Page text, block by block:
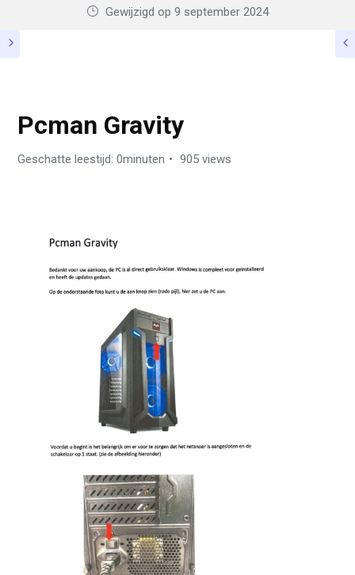
Gewijzigd op 9 september 2024
Pcman Gravity
Geschatte leestijd: 0minuten 905 views